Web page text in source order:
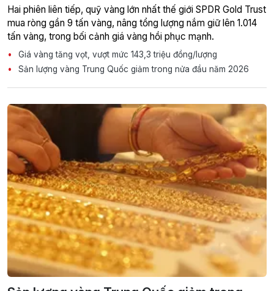
Hai phiên liên tiếp, quỹ vàng lớn nhất thế giới SPDR Gold Trust
mua ròng gần 9 tấn vàng, nâng tổng lượng nắm giữ lên 1.014
tấn vàng, trong bối cảnh giá vàng hồi phục mạnh.
Giá vàng tăng vọt, vượt mức 143,3 triệu đồng/lượng
Sản lượng vàng Trung Quốc giảm trong nửa đầu năm 2026